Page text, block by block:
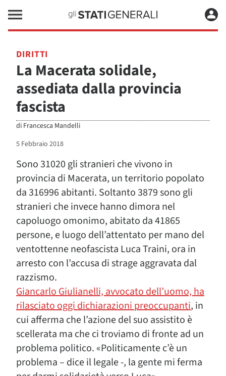
DIRITTI
La Macerata solidale,
assediata dalla provincia
fascista
di Francesca Mandelli
5 Febbraio 2018
Sono 31020 gli stranieri che vivono in
provincia di Macerata, un territorio popolato
da 316996 abitanti. Soltanto 3879 sono gli
stranieri che invece hanno dimora nel
capoluogo omonimo, abitato da 41865
persone, e luogo dell’attentato per mano del
ventottenne neofascista Luca Traini, ora in
arresto con l’accusa di strage aggravata dal
razzismo.
Giancarlo Giulianelli, avvocato dell’uomo, ha
rilasciato oggi dichiarazioni preoccupanti, in
cui afferma che l’azione del suo assistito è
scellerata ma che ci troviamo di fronte ad un
problema politico. «Politicamente c’è un
problema – dice il legale -, la gente mi ferma